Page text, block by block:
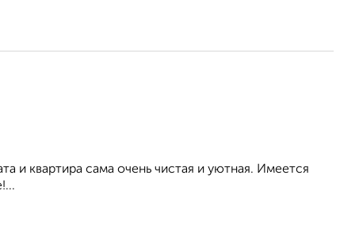
и квартира сама очень чистая и уютная. Имеется